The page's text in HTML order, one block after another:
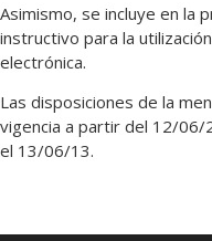
Asimismo, se incluye en la
instructivo para la
electrónica.
Las disposiciones de la
vigencia a partir del 12/06/
el 13/06/13.